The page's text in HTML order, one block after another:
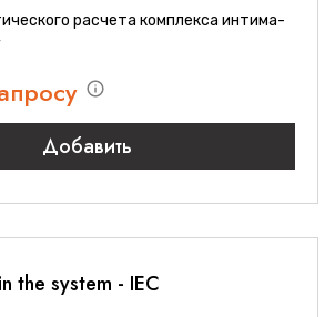
расчета комплекса интима-
Добавить
the system - IEC